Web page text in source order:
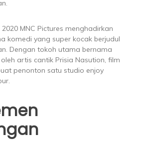
MNC Pictures menghadirkan
komedi yang super kocak berjudul
Dengan tokoh utama bernama
artis cantik Prisia Nasution, film
penonton satu studio enjoy